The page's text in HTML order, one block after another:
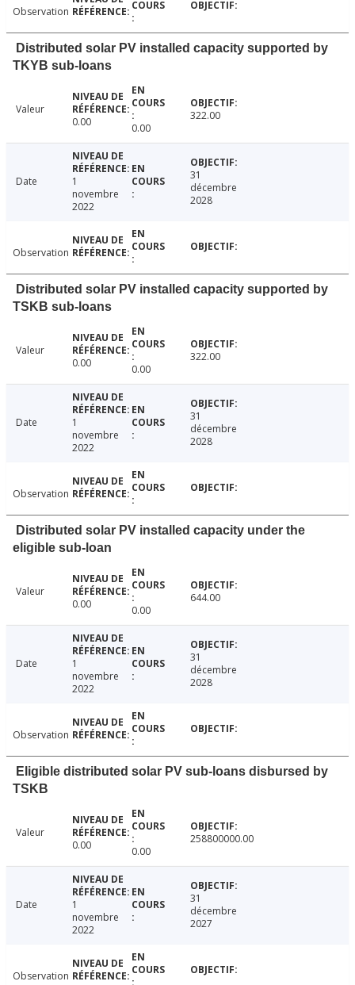
Observation
Distributed solar PV installed capacity supported by
TKYB sub-loans
Valeur
0.00
0.00
322.00
Date
1
novembre
2022
31
décembre
2028
Observation
Distributed solar PV installed capacity supported by
TSKB sub-loans
Valeur
0.00
0.00
322.00
Date
1
novembre
2022
31
décembre
2028
Observation
Distributed solar PV installed capacity under the
eligible sub-loan
Valeur
0.00
0.00
644.00
Date
1
novembre
2022
31
décembre
2028
Observation
Eligible distributed solar PV sub-loans disbursed by
TSKB
Valeur
0.00
0.00
258800000.00
Date
1
novembre
2022
31
décembre
2027
Observation